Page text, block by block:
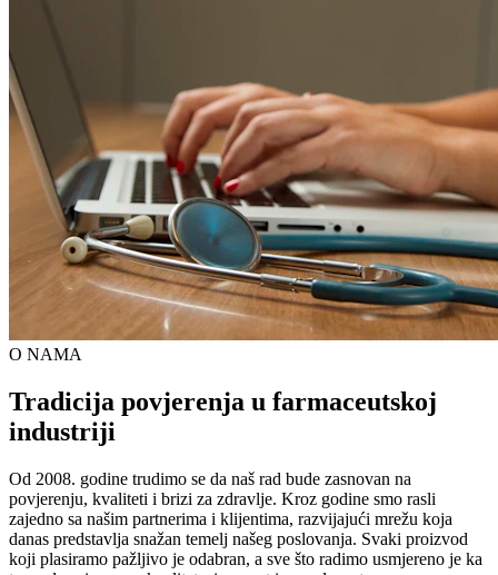
O NAMA
Tradicija povjerenja u farmaceutskoj
industriji
Od 2008. godine trudimo se da naš rad bude zasnovan na
povjerenju, kvaliteti i brizi za zdravlje. Kroz godine smo rasli
zajedno sa našim partnerima i klijentima, razvijajući mrežu koja
danas predstavlja snažan temelj našeg poslovanja. Svaki proizvod
koji plasiramo pažljivo je odabran, a sve što radimo usmjereno je ka